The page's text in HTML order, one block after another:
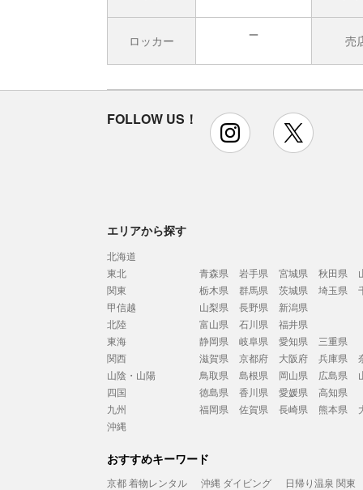
ロッカー 売
FOLLOW US！ instagram
エリアから探す
北海道
東北
青森県 岩手県 宮城県 秋田県
関東
栃木県 群馬県 茨城県 埼玉県
甲信越
山梨県 長野県
新潟県
北陸
富山県 石川県
福井県
東海
静岡県 岐阜県 愛知県
三重県
関西
滋賀県 京都府 大阪府 兵庫県
山陰・山陽
鳥取県 島根県 岡山県 広島県
四国
徳島県 香川県 愛媛県
高知県
九州
福岡県 佐賀県 長崎県 熊本県
沖縄
おすすめキーワード
京都 着物レンタル 沖縄 ダイビング 日帰り温泉 関東